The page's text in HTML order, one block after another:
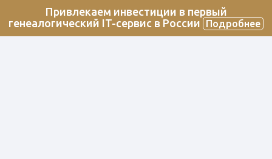
Привлекаем инвестиции в первый
генеалогический IT-сервис в России
Подробнее